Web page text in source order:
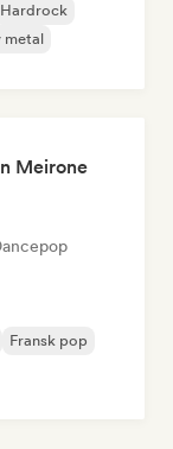
Hardrock
metal
Meirone
Fransk pop